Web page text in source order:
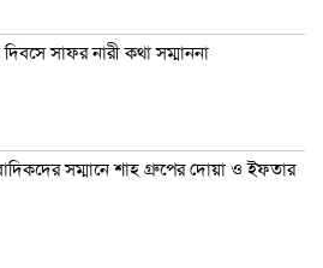
দিবসে সাফর নারী কথা সম্মাননা
সম্মানে শাহ গ্রুপের দোয়া ও ইফতার